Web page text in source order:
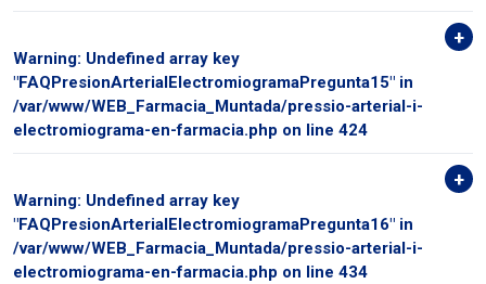
Warning: Undefined array key
"FAQPresionArterialElectromiogramaPregunta15" in
/var/www/WEB_Farmacia_Muntada/pressio-arterial-i-
electromiograma-en-farmacia.php on line 424
Warning: Undefined array key
"FAQPresionArterialElectromiogramaPregunta16" in
/var/www/WEB_Farmacia_Muntada/pressio-arterial-i-
electromiograma-en-farmacia.php on line 434